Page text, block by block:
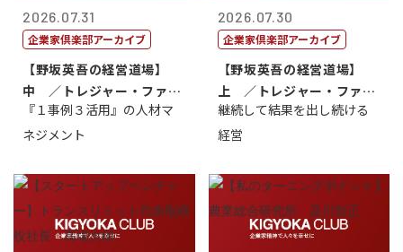
2026.07.31
企業家倶楽部アーカイブ
【野坂英吾の経営道場】
中 ／トレジャー・ファク
トリー社長野坂...
『１事例３活用』の人材マ
ネジメント
2026.07.30
企業家倶楽部アーカイブ
【野坂英吾の経営道場】
上 ／トレジャー・ファク
トリー社長野坂...
継続して結果を出し続ける
経営